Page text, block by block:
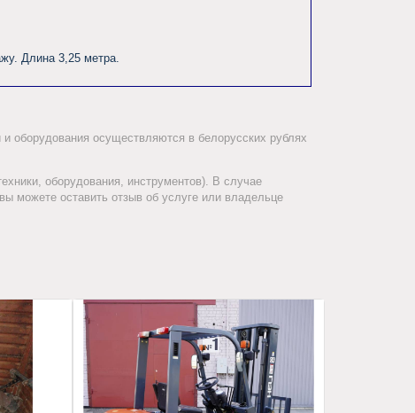
расскажу. Длина 3,25 метра.
оборудования осуществляются в белорусских рублях
оборудования, инструментов). В случае
можете оставить отзыв об услуге или владельце